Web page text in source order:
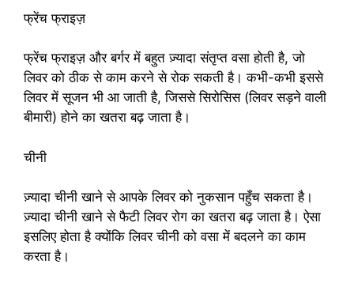
फ्रेंच फ्राइज़
फ्रेंच फ्राइज़ और बर्गर में बहुत ज़्यादा संतृप्त वसा होती है, जो
लिवर को ठीक से काम करने से रोक सकती है। कभी-कभी इससे
लिवर में सूजन भी आ जाती है, जिससे सिरोसिस (लिवर सड़ने वाली
बीमारी) होने का खतरा बढ़ जाता है।
चीनी
ज़्यादा चीनी खाने से आपके लिवर को नुकसान पहुँच सकता है।
ज़्यादा चीनी खाने से फैटी लिवर रोग का खतरा बढ़ जाता है। ऐसा
इसलिए होता है क्योंकि लिवर चीनी को वसा में बदलने का काम
करता है।